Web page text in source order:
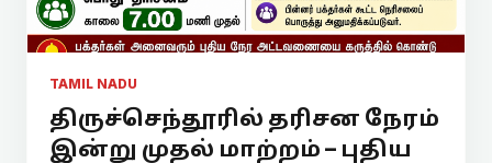
TAMIL NADU
திருச்செந்தூரில் தரிசன நேரம்
இன்று முதல் மாற்றம் – புதிய